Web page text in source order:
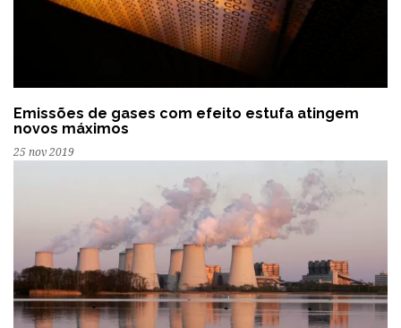
Emissões de gases com efeito estufa atingem
novos máximos
25 nov 2019